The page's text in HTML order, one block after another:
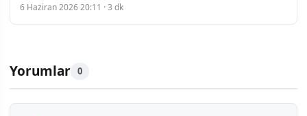
6 Haziran 2026 20:11 · 3 dk
Yorumlar 0